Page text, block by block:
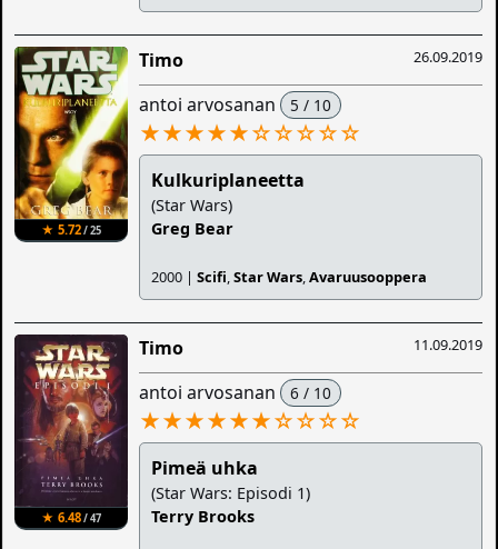
★ 5.72/ 25
26.09.2019
Timo
antoi arvosanan 5 / 10
★★★★★☆☆☆☆☆
Kulkuriplaneetta
(Star Wars)
Greg Bear
2000 |Scifi,Star Wars,Avaruusooppera
★ 6.48/ 47
11.09.2019
Timo
antoi arvosanan 6 / 10
★★★★★★☆☆☆☆
Pimeä uhka
(Star Wars: Episodi 1)
Terry Brooks